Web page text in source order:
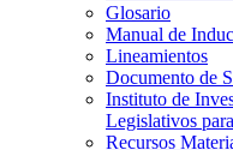
Glosario
Manual de
Lineamientos
Documento de
Instituto de
Legislativos
Recursos